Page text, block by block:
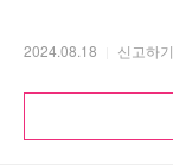
2024.08.18 신고하기